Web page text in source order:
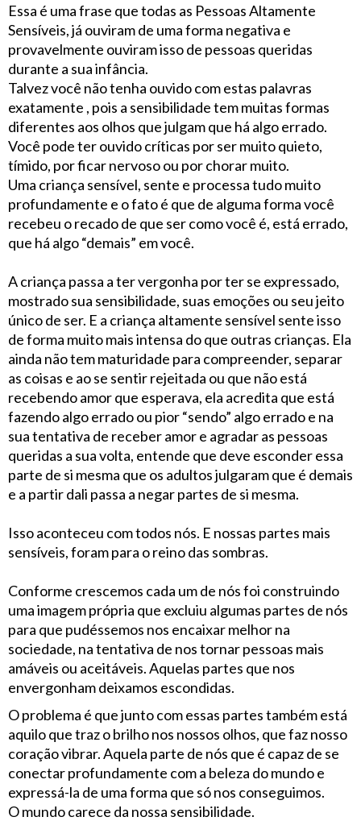
Essa é uma frase que todas as Pessoas Altamente
Sensíveis, já ouviram de uma forma negativa e
provavelmente ouviram isso de pessoas queridas
durante a sua infância.
Talvez você não tenha ouvido com estas palavras
exatamente , pois a sensibilidade tem muitas formas
diferentes aos olhos que julgam que há algo errado.
Você pode ter ouvido críticas por ser muito quieto,
tímido, por ficar nervoso ou por chorar muito.
Uma criança sensível, sente e processa tudo muito
profundamente e o fato é que de alguma forma você
recebeu o recado de que ser como você é, está errado,
que há algo “demais” em você.
A criança passa a ter vergonha por ter se expressado,
mostrado sua sensibilidade, suas emoções ou seu jeito
único de ser. E a criança altamente sensível sente isso
de forma muito mais intensa do que outras crianças. Ela
ainda não tem maturidade para compreender, separar
as coisas e ao se sentir rejeitada ou que não está
recebendo amor que esperava, ela acredita que está
fazendo algo errado ou pior “sendo” algo errado e na
sua tentativa de receber amor e agradar as pessoas
queridas a sua volta, entende que deve esconder essa
parte de si mesma que os adultos julgaram que é demais
e a partir dali passa a negar partes de si mesma.
Isso aconteceu com todos nós. E nossas partes mais
sensíveis, foram para o reino das sombras.
Conforme crescemos cada um de nós foi construindo
uma imagem própria que excluiu algumas partes de nós
para que pudéssemos nos encaixar melhor na
sociedade, na tentativa de nos tornar pessoas mais
amáveis ou aceitáveis. Aquelas partes que nos
envergonham deixamos escondidas.
O problema é que junto com essas partes também está
aquilo que traz o brilho nos nossos olhos, que faz nosso
coração vibrar. Aquela parte de nós que é capaz de se
conectar profundamente com a beleza do mundo e
expressá-la de uma forma que só nos conseguimos.
O mundo carece da nossa sensibilidade.